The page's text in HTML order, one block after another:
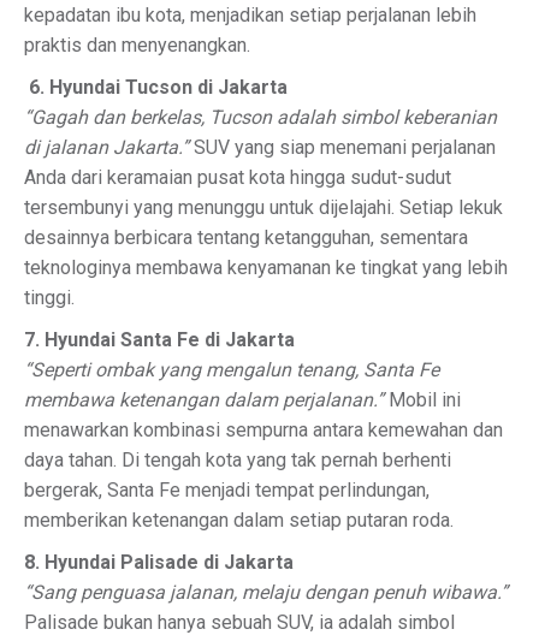
kepadatan ibu kota, menjadikan setiap perjalanan lebih
praktis dan menyenangkan.
6. Hyundai Tucson di Jakarta
“Gagah dan berkelas, Tucson adalah simbol keberanian
di jalanan Jakarta.”SUV yang siap menemani perjalanan
Anda dari keramaian pusat kota hingga sudut-sudut
tersembunyi yang menunggu untuk dijelajahi. Setiap lekuk
desainnya berbicara tentang ketangguhan, sementara
teknologinya membawa kenyamanan ke tingkat yang lebih
tinggi.
7. Hyundai Santa Fe di Jakarta
“Seperti ombak yang mengalun tenang, Santa Fe
membawa ketenangan dalam perjalanan.”Mobil ini
menawarkan kombinasi sempurna antara kemewahan dan
daya tahan. Di tengah kota yang tak pernah berhenti
bergerak, Santa Fe menjadi tempat perlindungan,
memberikan ketenangan dalam setiap putaran roda.
8. Hyundai Palisade di Jakarta
“Sang penguasa jalanan, melaju dengan penuh wibawa.”
Palisade bukan hanya sebuah SUV, ia adalah simbol